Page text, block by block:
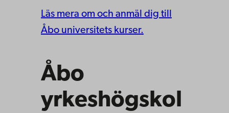
Läs mera om och anmäl dig till
Åbo universitets kurser.
Åbo
yrkeshögskol